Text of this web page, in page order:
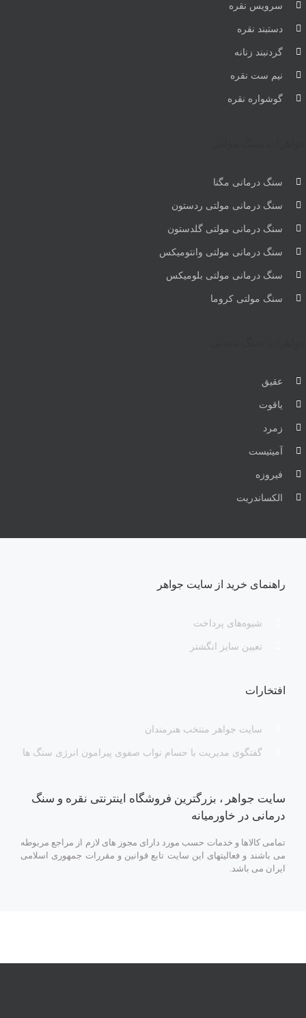
سرویس نقره
دستبند نقره
گردنبند زنانه
نیم ست نقره
گوشواره نقره
سنگ درمانی مگنا
سنگ درمانی مولتی ردستون
سنگ درمانی مولتی گلدستون
سنگ درمانی مولتی وانتومیکس
سنگ درمانی مولتی بلومیکس
سنگ مولتی کروما
عقیق
یاقوت
زمرد
آمیتیست
فیروزه
الکساندریت
راهنمای خرید از سایت جواهر
شیوه‌های پرداخت
تعیین سایز انگشتر
افتخارات
سایت جواهر منتخب هنرمندان
گفتگوی مدیریت با حسام نواب صفوی پیرامون انرژی سنگ ها
سایت جواهر ، بزرگترین فروشگاه اینترنتی نقره و سنگ
درمانی در خاورمیانه
تمامی کالاها و خدمات حسب مورد دارای مجوز های لازم از مراجع مربوطه
می باشند و فعالیتهای این سایت تابع قوانین و مقررات جمهوری اسلامی
ایران می باشد.